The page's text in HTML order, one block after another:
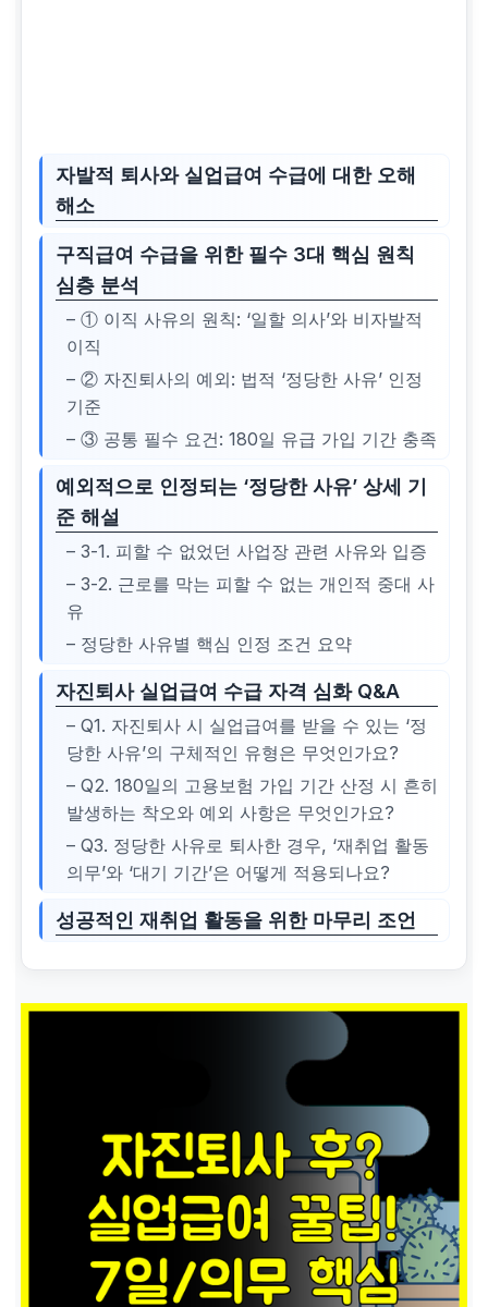
자발적 퇴사와 실업급여 수급에 대한 오해
해소
구직급여 수급을 위한 필수 3대 핵심 원칙
심층 분석
– ① 이직 사유의 원칙: ‘일할 의사’와 비자발적
이직
– ② 자진퇴사의 예외: 법적 ‘정당한 사유’ 인정
기준
– ③ 공통 필수 요건: 180일 유급 가입 기간 충족
예외적으로 인정되는 ‘정당한 사유’ 상세 기
준 해설
– 3-1. 피할 수 없었던 사업장 관련 사유와 입증
– 3-2. 근로를 막는 피할 수 없는 개인적 중대 사
유
– 정당한 사유별 핵심 인정 조건 요약
자진퇴사 실업급여 수급 자격 심화 Q&A
– Q1. 자진퇴사 시 실업급여를 받을 수 있는 ‘정
당한 사유’의 구체적인 유형은 무엇인가요?
– Q2. 180일의 고용보험 가입 기간 산정 시 흔히
발생하는 착오와 예외 사항은 무엇인가요?
– Q3. 정당한 사유로 퇴사한 경우, ‘재취업 활동
의무’와 ‘대기 기간’은 어떻게 적용되나요?
성공적인 재취업 활동을 위한 마무리 조언